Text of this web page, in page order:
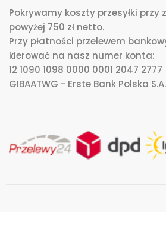
Pokrywamy koszty przesyłki przy
powyżej 750 zł netto.
Przy płatności przelewem
kierować na nasz numer konta:
12 1090 1098 0000 0001 2047 2777
GIBAATWG - Erste Bank Polska